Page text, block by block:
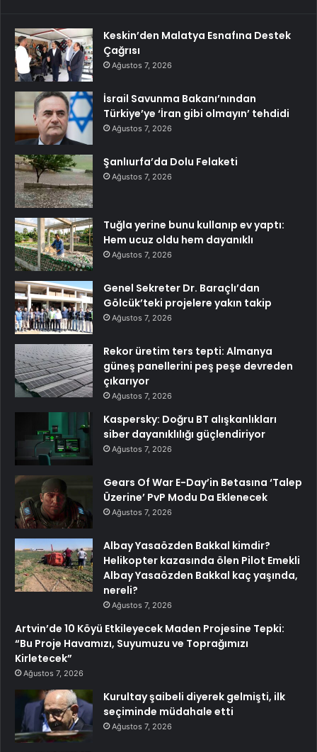
Keskin’den Malatya Esnafına Destek
Çağrısı
Ağustos 7, 2026
İsrail Savunma Bakanı’nından
Türkiye’ye ‘İran gibi olmayın’ tehdidi
Ağustos 7, 2026
Şanlıurfa’da Dolu Felaketi
Ağustos 7, 2026
Tuğla yerine bunu kullanıp ev yaptı:
Hem ucuz oldu hem dayanıklı
Ağustos 7, 2026
Genel Sekreter Dr. Baraçlı’dan
Gölcük’teki projelere yakın takip
Ağustos 7, 2026
Rekor üretim ters tepti: Almanya
güneş panellerini peş peşe devreden
çıkarıyor
Ağustos 7, 2026
Kaspersky: Doğru BT alışkanlıkları
siber dayanıklılığı güçlendiriyor
Ağustos 7, 2026
Gears Of War E-Day’in Betasına ‘Talep
Üzerine’ PvP Modu Da Eklenecek
Ağustos 7, 2026
Albay Yasaözden Bakkal kimdir?
Helikopter kazasında ölen Pilot Emekli
Albay Yasaözden Bakkal kaç yaşında,
nereli?
Ağustos 7, 2026
Artvin’de 10 Köyü Etkileyecek Maden Projesine Tepki:
“Bu Proje Havamızı, Suyumuzu ve Toprağımızı
Kirletecek”
Ağustos 7, 2026
Kurultay şaibeli diyerek gelmişti, ilk
seçiminde müdahale etti
Ağustos 7, 2026